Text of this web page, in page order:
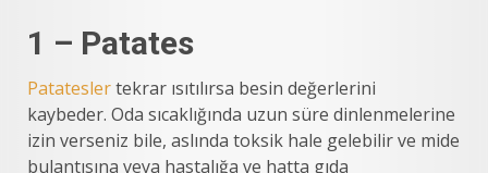
1 – Patates
Patateslertekrar ısıtılırsa besin değerlerini
kaybeder. Oda sıcaklığında uzun süre dinlenmelerine
izin verseniz bile, aslında toksik hale gelebilir ve mide
bulantısına veya hastalığa ve hatta gıda